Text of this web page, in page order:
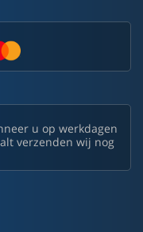
u op werkdagen
verzenden wij nog